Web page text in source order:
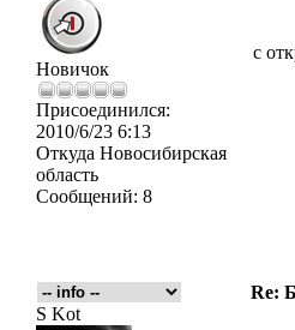
Новичок
Присоединился:
2010/6/23 6:13
Откуда Новосибирская
область
Сообщений: 8
с
Re:
S Kot